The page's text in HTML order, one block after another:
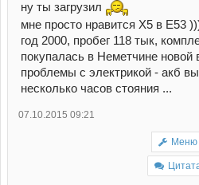
Я бы рекомендовал либо 3литра
рест
ну ты загрузил
мне просто нравится Х5 в Е53
год 2000, пробег 118 тык,
покупалась в Неметчине новой
проблемы с электрикой - акб
несколько часов стояния ...
07.10.2015 09:21
Меню